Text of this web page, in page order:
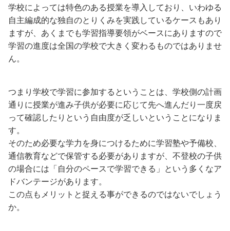
学校によっては特色のある授業を導入しており、いわゆる
自主編成的な独自のとりくみを実践しているケースもあり
ますが、あくまでも学習指導要領がベースにありますので
学習の進度は全国の学校で大きく変わるものではありませ
ん。
つまり学校で学習に参加するということは、学校側の計画
通りに授業が進み子供が必要に応じて先へ進んだり一度戻
って確認したりという自由度が乏しいということになりま
す。
そのため必要な学力を身につけるために学習塾や予備校、
通信教育などで保管する必要がありますが、不登校の子供
の場合には「自分のペースで学習できる」という多くなア
ドバンテージがあります。
この点もメリットと捉える事ができるのではないでしょう
か。